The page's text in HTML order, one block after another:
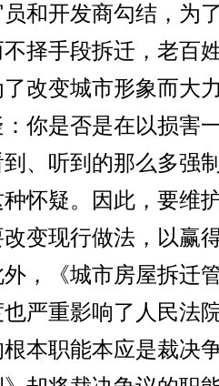
和开发商勾结，为
择手段拆迁，老百
了改变城市形象而大
你是否是在以损害
、听到的那么多强
种怀疑。因此，要维
变现行做法，以赢
《城市房屋拆迁管
严重影响了人民法
本职能本应是裁决